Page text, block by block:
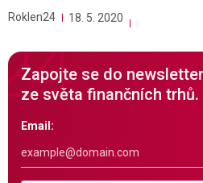
Roklen24 18. 5. 2020
Zapojte se do
ze světa finančních trhů.
Email: